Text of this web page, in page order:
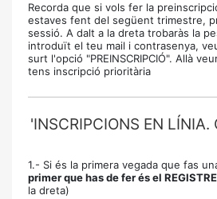
Recorda que si vols fer la
estaves fent del següent trimestre,
sessió. A dalt a la dreta trobaràs la
introduït el teu mail i contrasenya,
surt l'opció "PREINSCRIPCIÓ". Allà
tens inscripció prioritària
'INSCRIPCIONS EN LÍNIA.
1.- Si és la primera vegada que fas
primer que has de fer és el REGISTRE
la dreta)